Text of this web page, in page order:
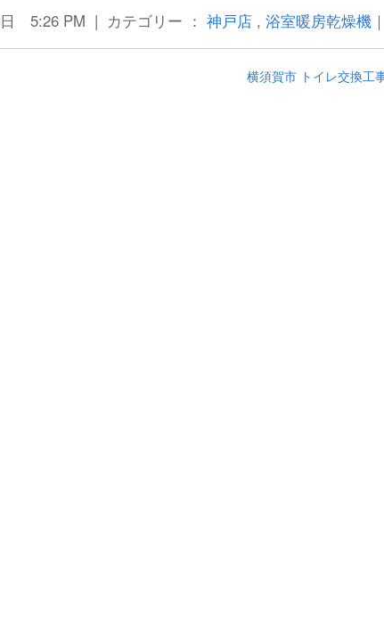
日 5:26 PM | カテゴリー ： 神戸店, 浴室暖房乾燥機 ｜
横須賀市 トイレ交換工